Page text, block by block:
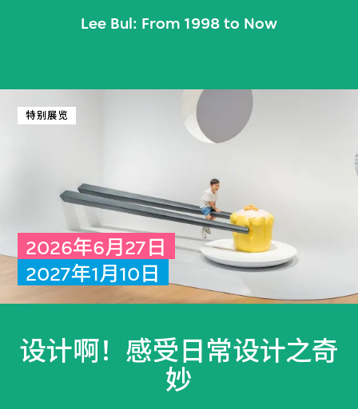
Lee Bul: From 1998 to Now
特别展览
2026年6月27日
2027年1月10日
设计啊！感受日常设计之奇
妙